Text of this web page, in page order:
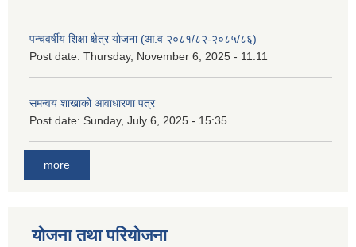
पन्चवर्षीय शिक्षा क्षेत्र योजना (आ.व २०८१/८२-२०८५/८६)
Post date: Thursday, November 6, 2025 - 11:11
समन्वय शाखाको आवाधारणा पत्र
Post date: Sunday, July 6, 2025 - 15:35
more
योजना तथा परियोजना